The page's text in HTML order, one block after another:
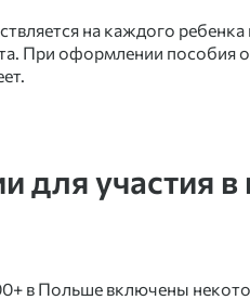
на каждого
При оформлении пособия
для участия
в Польше включены